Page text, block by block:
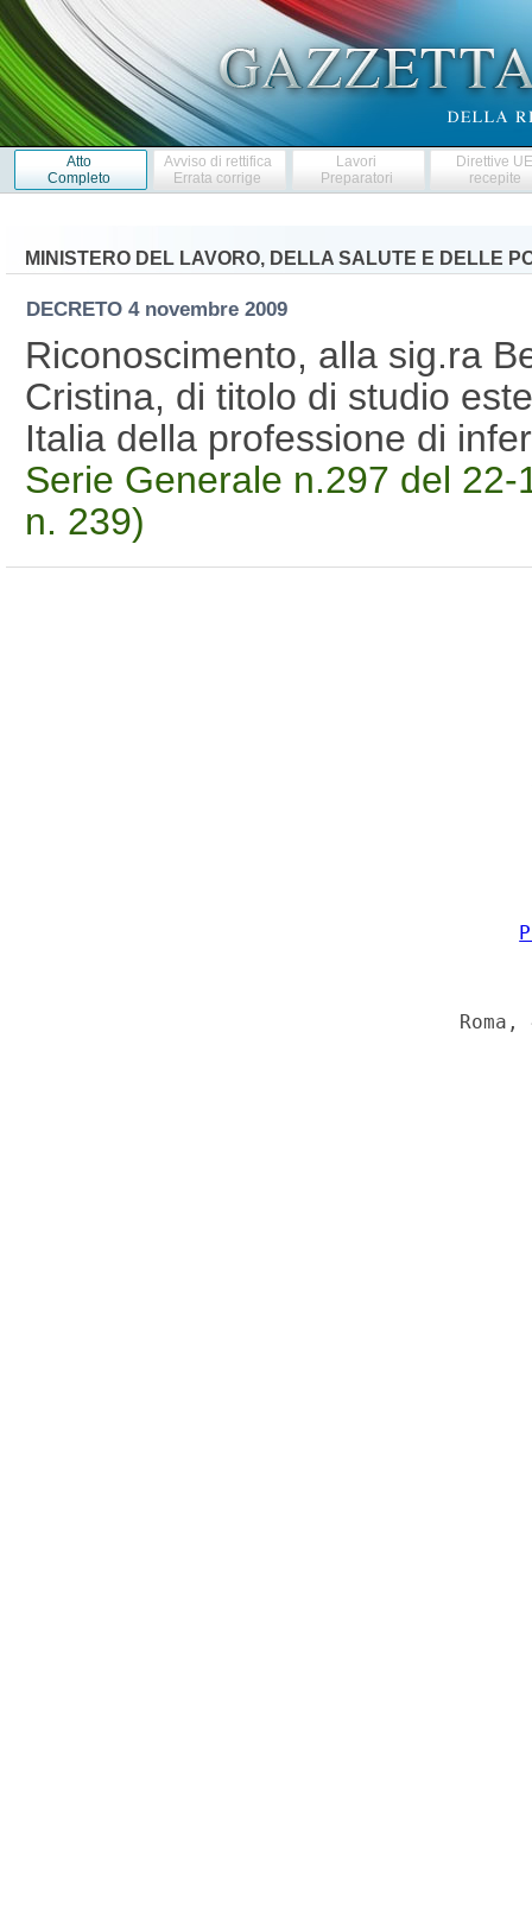
Atto
Completo
Avviso di rettifica
Errata corrige
Lavori
Preparatori
Direttive
recepite
MINISTERO DEL LAVORO, DELLA SALUTE E DELLE
DECRETO 4 novembre 2009
Riconoscimento, alla sig.ra
Cristina, di titolo di studio
Italia della professione di
Serie Generale n.297 del
n. 239)